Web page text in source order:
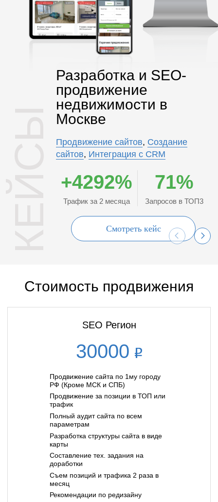
Разработка и SEO-
продвижение
недвижимости в
Москве
Продвижение сайтов, Создание
сайтов, Интеграция с CRM
+4292%
Трафик за 2 месяца
71%
Запросов в ТОП3
Смотреть кейс
Стоимость продвижения
SEO Регион
30000
Продвижение сайта по 1му городу
РФ (Кроме МСК и СПБ)
Продвижение за позиции в ТОП или
трафик
Полный аудит сайта по всем
параметрам
Разработка структуры сайта в виде
карты
Составление тех. задания на
доработки
Съем позиций и трафика 2 раза в
месяц
Рекомендации по редизайну